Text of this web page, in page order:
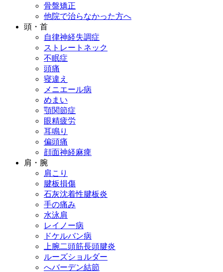
骨盤矯正
他院で治らなかった方へ
頭・首
自律神経失調症
ストレートネック
不眠症
頭痛
寝違え
メニエール病
めまい
顎関節症
眼精疲労
耳鳴り
偏頭痛
顔面神経麻痺
肩・腕
肩こり
腱板損傷
石灰沈着性腱板炎
手の痛み
水泳肩
レイノー病
ドケルバン病
上腕二頭筋長頭腱炎
ルーズショルダー
へバーデン結節